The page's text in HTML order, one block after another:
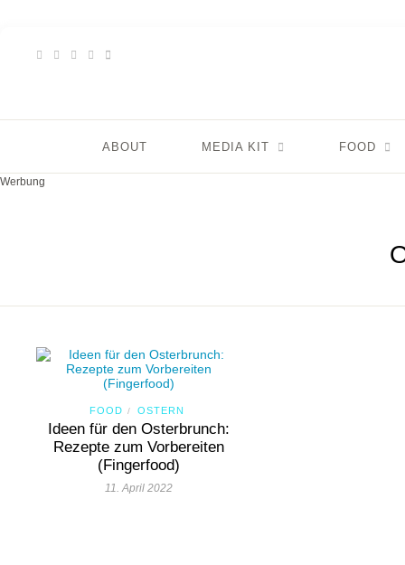
ABOUT MEDIA KIT FOOD
Werbung
FOOD / OSTERN
Ideen für den Osterbrunch:
Rezepte zum Vorbereiten
(Fingerfood)
11. April 2022